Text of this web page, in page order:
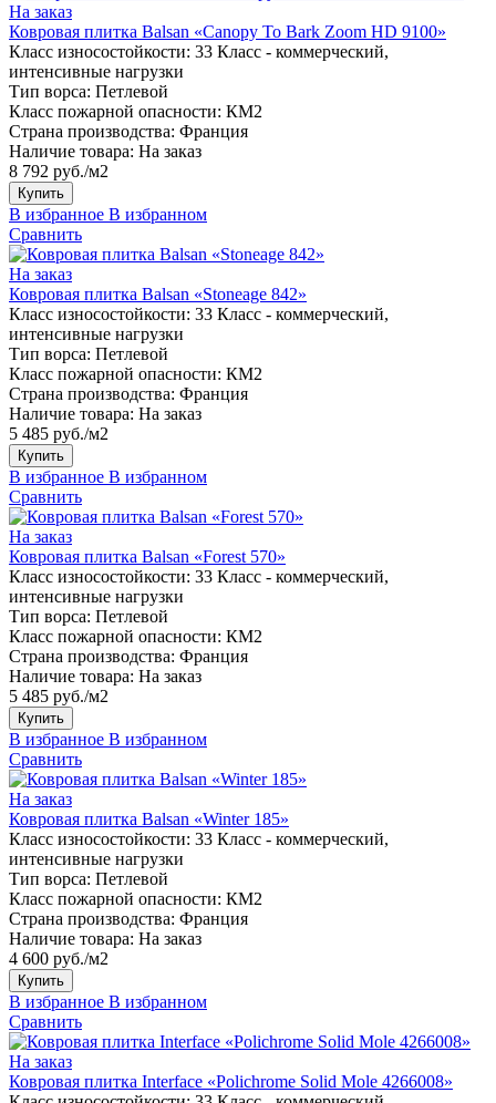
На заказ
Ковровая плитка Balsan «Canopy To Bark Zoom HD 9100»
Класс износостойкости: 33 Класс - коммерческий,
интенсивные нагрузки
Тип ворса: Петлевой
Класс пожарной опасности: КМ2
Страна производства: Франция
Наличие товара: На заказ
8 792 руб./м2
Купить
В избранное В избранном
Сравнить
На заказ
Ковровая плитка Balsan «Stoneage 842»
Класс износостойкости: 33 Класс - коммерческий,
интенсивные нагрузки
Тип ворса: Петлевой
Класс пожарной опасности: КМ2
Страна производства: Франция
Наличие товара: На заказ
5 485 руб./м2
Купить
В избранное В избранном
Сравнить
На заказ
Ковровая плитка Balsan «Forest 570»
Класс износостойкости: 33 Класс - коммерческий,
интенсивные нагрузки
Тип ворса: Петлевой
Класс пожарной опасности: КМ2
Страна производства: Франция
Наличие товара: На заказ
5 485 руб./м2
Купить
В избранное В избранном
Сравнить
На заказ
Ковровая плитка Balsan «Winter 185»
Класс износостойкости: 33 Класс - коммерческий,
интенсивные нагрузки
Тип ворса: Петлевой
Класс пожарной опасности: КМ2
Страна производства: Франция
Наличие товара: На заказ
4 600 руб./м2
Купить
В избранное В избранном
Сравнить
На заказ
Ковровая плитка Interface «Polichrome Solid Mole 4266008»